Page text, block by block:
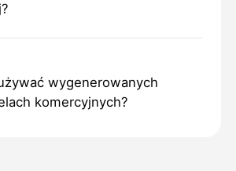
wygenerowanych
komercyjnych?